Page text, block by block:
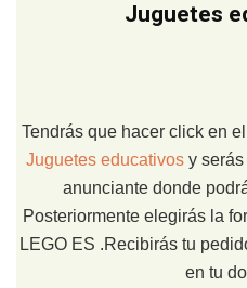
Juguetes
Tendrás que hacer click en
Juguetes educativos y
anunciante donde
Posteriormente elegirás la
LEGO ES .Recibirás tu
en tu